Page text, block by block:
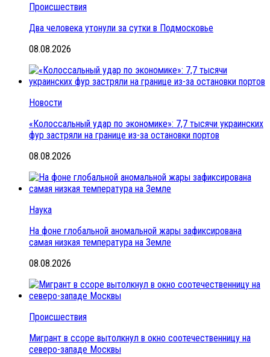
Происшествия
Два человека утонули за сутки в Подмосковье
08.08.2026
Новости
«Колоссальный удар по экономике»: 7,7 тысячи украинских
фур застряли на границе из-за остановки портов
08.08.2026
Наука
На фоне глобальной аномальной жары зафиксирована
самая низкая температура на Земле
08.08.2026
Происшествия
Мигрант в ссоре вытолкнул в окно соотечественницу на
северо-западе Москвы